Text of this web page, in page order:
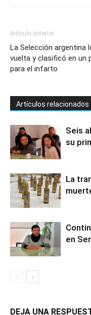
Artículo anterior
La Selección argentina
vuelta y clasificó en un
para el infarto
Artículos relacionados
Seis
su
La
en
DEJA UNA